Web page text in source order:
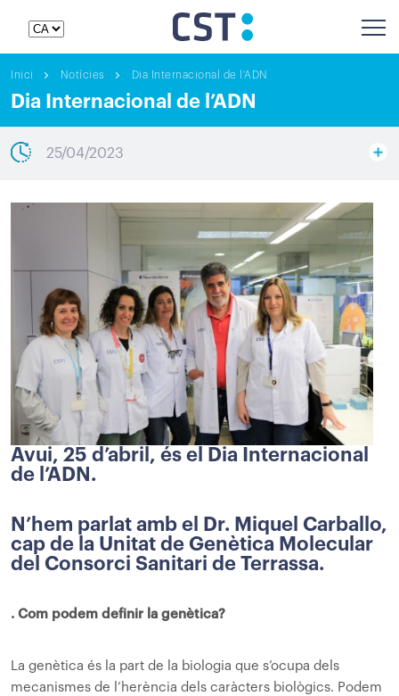
Inici Notícies Dia Internacional de l'ADN
Dia Internacional de l’ADN
25/04/2023
Avui, 25 d’abril, és el Dia Internacional
de l’ADN.
N’hem parlat amb el Dr. Miquel Carballo,
cap de la Unitat de Genètica Molecular
del Consorci Sanitari de Terrassa.
. Com podem definir la genètica?
La genètica és la part de la biologia que s’ocupa dels
mecanismes de l’herència dels caràcters biològics. Podem